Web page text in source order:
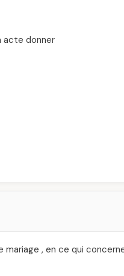
acte donner
, en ce qui